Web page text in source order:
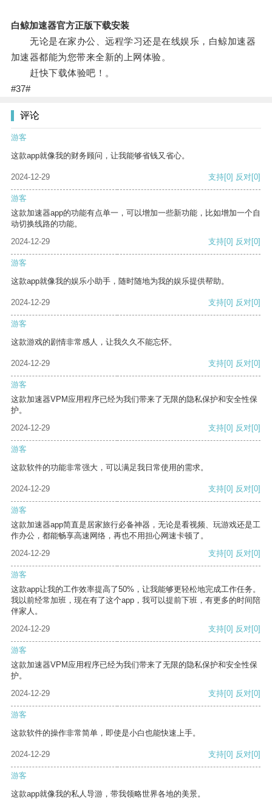
白鲸加速器官方正版下载安装
无论是在家办公、远程学习还是在线娱乐，白鲸加速器
加速器都能为您带来全新的上网体验。
赶快下载体验吧！。
#37#
评论
游客
这款app就像我的财务顾问，让我能够省钱又省心。
2024-12-29 支持[0] 反对[0]
游客
这款加速器app的功能有点单一，可以增加一些新功能，比如增加一个自
动切换线路的功能。
2024-12-29
支持[0] 反对[0]
游客
这款app就像我的娱乐小助手，随时随地为我的娱乐提供帮助。
2024-12-29 支持[0] 反对[0]
游客
这款游戏的剧情非常感人，让我久久不能忘怀。
2024-12-29 支持[0] 反对[0]
游客
这款加速器VPM应用程序已经为我们带来了无限的隐私保护和安全性保
护。
2024-12-29
支持[0] 反对[0]
游客
这款软件的功能非常强大，可以满足我日常使用的需求。
2024-12-29 支持[0] 反对[0]
游客
这款加速器app简直是居家旅行必备神器，无论是看视频、玩游戏还是工
作办公，都能畅享高速网络，再也不用担心网速卡顿了。
2024-12-29
支持[0] 反对[0]
游客
这款app让我的工作效率提高了50%，让我能够更轻松地完成工作任务。
我以前经常加班，现在有了这个app，我可以提前下班，有更多的时间陪
伴家人。
2024-12-29
支持[0] 反对[0]
游客
这款加速器VPM应用程序已经为我们带来了无限的隐私保护和安全性保
护。
2024-12-29
支持[0] 反对[0]
游客
这款软件的操作非常简单，即使是小白也能快速上手。
2024-12-29 支持[0] 反对[0]
游客
这款app就像我的私人导游，带我领略世界各地的美景。